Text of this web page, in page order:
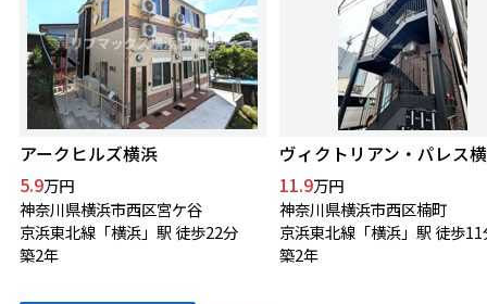
アークヒルズ横浜
5.9万円
神奈川県横浜市西区宮ケ谷
京浜東北線「横浜」駅 徒歩22分
築2年
ヴィクトリアン・パレス
11.9万円
神奈川県横浜市西区楠町
京浜東北線「横浜」駅 徒歩11
築2年